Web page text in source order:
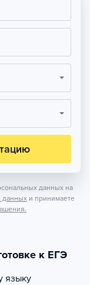
данных на
данных и принимаете
к ЕГЭ
языку